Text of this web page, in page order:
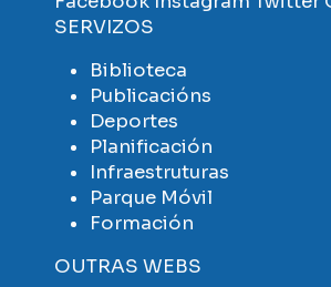
SERVIZOS
Biblioteca
Publicacións
Deportes
Planificación
Infraestruturas
Parque Móvil
Formación
OUTRAS WEBS